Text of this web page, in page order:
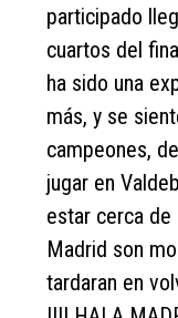
participado
cuartos del
ha sido una
más, y se
campeones,
jugar en
estar cerca de
Madrid son
tardaran en